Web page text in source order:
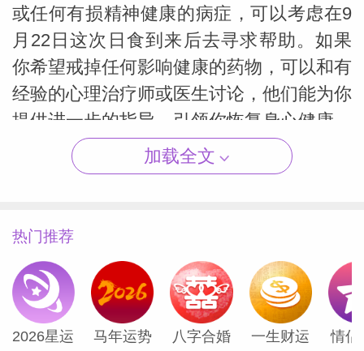
（Susan
或任何有损精神健康的病症，可以考虑在9
月22日这次日食到来后去寻求帮助。如果
你希望戒掉任何影响健康的药物，可以和有
经验的心理治疗师或医生讨论，他们能为你
提供进一步的指导，引领你恢复身心健康。
如果你一直对某种无法解释的神秘状况感到
后揭晓。一旦得到了之前被隐藏的信息，你
最后一点是，9月22日的日食发生在距离天
秤座起点不足1°的地方。如果你出生于9月
加载全文
热门推荐
2026星运 马年运势 八字合婚 一生财运 情侣